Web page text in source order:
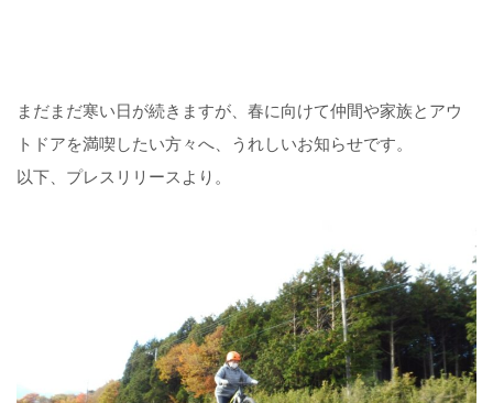
まだまだ寒い日が続きますが、春に向けて仲間や家族とアウ
トドアを満喫したい方々へ、うれしいお知らせです。
以下、プレスリリースより。